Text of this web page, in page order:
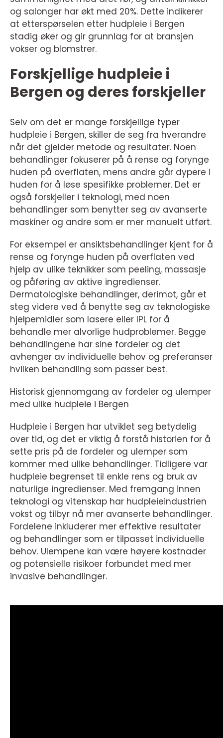
og salonger har økt med 20%. Dette indikerer
at etterspørselen etter hudpleie i Bergen
stadig øker og gir grunnlag for at bransjen
vokser og blomstrer.
Forskjellige hudpleie i
Bergen og deres forskjeller
Selv om det er mange forskjellige typer
hudpleie i Bergen, skiller de seg fra hverandre
når det gjelder metode og resultater. Noen
behandlinger fokuserer på å rense og forynge
huden på overflaten, mens andre går dypere i
huden for å løse spesifikke problemer. Det er
også forskjeller i teknologi, med noen
behandlinger som benytter seg av avanserte
maskiner og andre som er mer manuelt utført.
For eksempel er ansiktsbehandlinger kjent for å
rense og forynge huden på overflaten ved
hjelp av ulike teknikker som peeling, massasje
og påføring av aktive ingredienser.
Dermatologiske behandlinger, derimot, går et
steg videre ved å benytte seg av teknologiske
hjelpemidler som lasere eller IPL for å
behandle mer alvorlige hudproblemer. Begge
behandlingene har sine fordeler og det
avhenger av individuelle behov og preferanser
hvilken behandling som passer best.
Historisk gjennomgang av fordeler og ulemper
med ulike hudpleie i Bergen
Hudpleie i Bergen har utviklet seg betydelig
over tid, og det er viktig å forstå historien for å
sette pris på de fordeler og ulemper som
kommer med ulike behandlinger. Tidligere var
hudpleie begrenset til enkle rens og bruk av
naturlige ingredienser. Med fremgang innen
teknologi og vitenskap har hudpleieindustrien
vokst og tilbyr nå mer avanserte behandlinger.
Fordelene inkluderer mer effektive resultater
og behandlinger som er tilpasset individuelle
behov. Ulempene kan være høyere kostnader
og potensielle risikoer forbundet med mer
invasive behandlinger.